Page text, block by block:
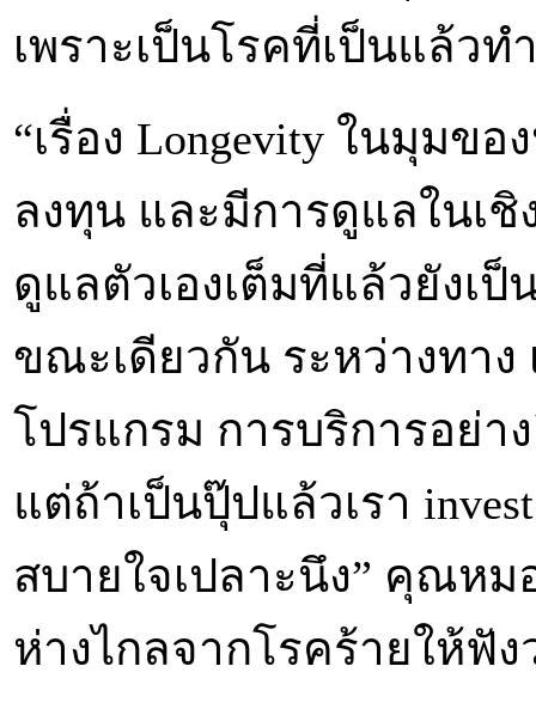
เพราะเป็นโรคที่เป็นแล้วท
“เรื่อง Longevity ในมุมข
ลงทุน และมีการดูแลในเชิ
ดูแลตัวเองเต็มที่แล้วยังเ
ขณะเดียวกัน ระหว่างทาง
โปรแกรม การบริการอย่
แต่ถ้าเป็นปุ๊ปแล้วเรา
สบายใจเปลาะนึง” คุณห
ห่างไกลจากโรคร้ายให้ฟัง